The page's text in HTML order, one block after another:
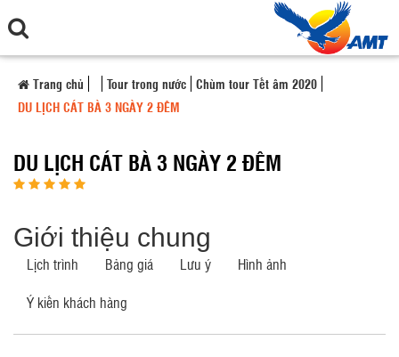
Trang chủ Tour trong nước
Chùm tour Tết âm 2020
DU LỊCH CÁT BÀ 3 NGÀY 2 ĐÊM
DU LỊCH CÁT BÀ 3 NGÀY 2 ĐÊM
Giới thiệu chung
Lịch trình Bảng giá Lưu ý Hình ảnh
Ý kiến khách hàng